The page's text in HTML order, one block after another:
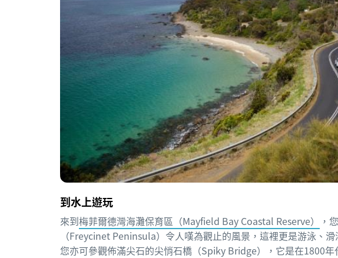
到水上遊玩
來到梅菲爾德灣海灘保育區（Mayfield Bay Coastal Reserve）
，
（Freycinet Peninsula）令人嘆為觀止的風景，這裡更是游泳、滑
您亦可參觀佈滿尖石的尖悄石橋（Spiky Bridge），它是在1800年